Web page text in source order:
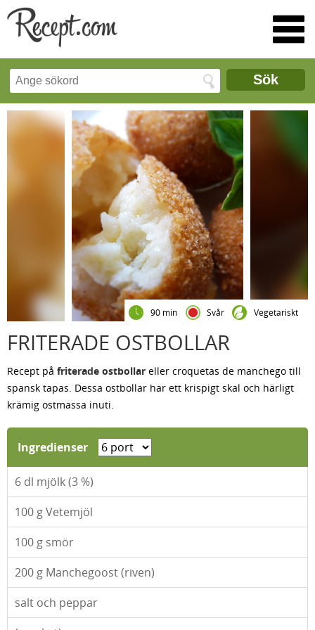
Sök
90 min Svår Vegetariskt
FRITERADE OSTBOLLAR
Recept på friterade ostbollar eller croquetas de manchego till
spansk tapas. Dessa ostbollar har ett krispigt skal och härligt
krämig ostmassa inuti.
Ingredienser
6 dl mjölk (3 %)
100 g Vetemjöl
100 g smör
200 g Manchegoost (riven)
salt och peppar